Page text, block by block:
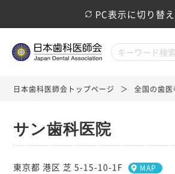
PC表示に切り替
日本歯科医師会トップページ 全国の歯
サン歯科医院
東京都 港区 芝 5-15-10-1F MAP